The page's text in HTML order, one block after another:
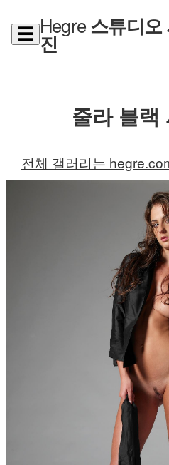
☰ Hegre스튜디오
진
줄라 블랙
전체 갤러리는